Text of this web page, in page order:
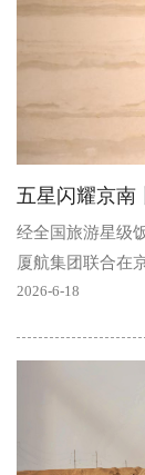
经全国旅游星级
厦航集团联合在
京厦航嘉年华酒
2026-6-18